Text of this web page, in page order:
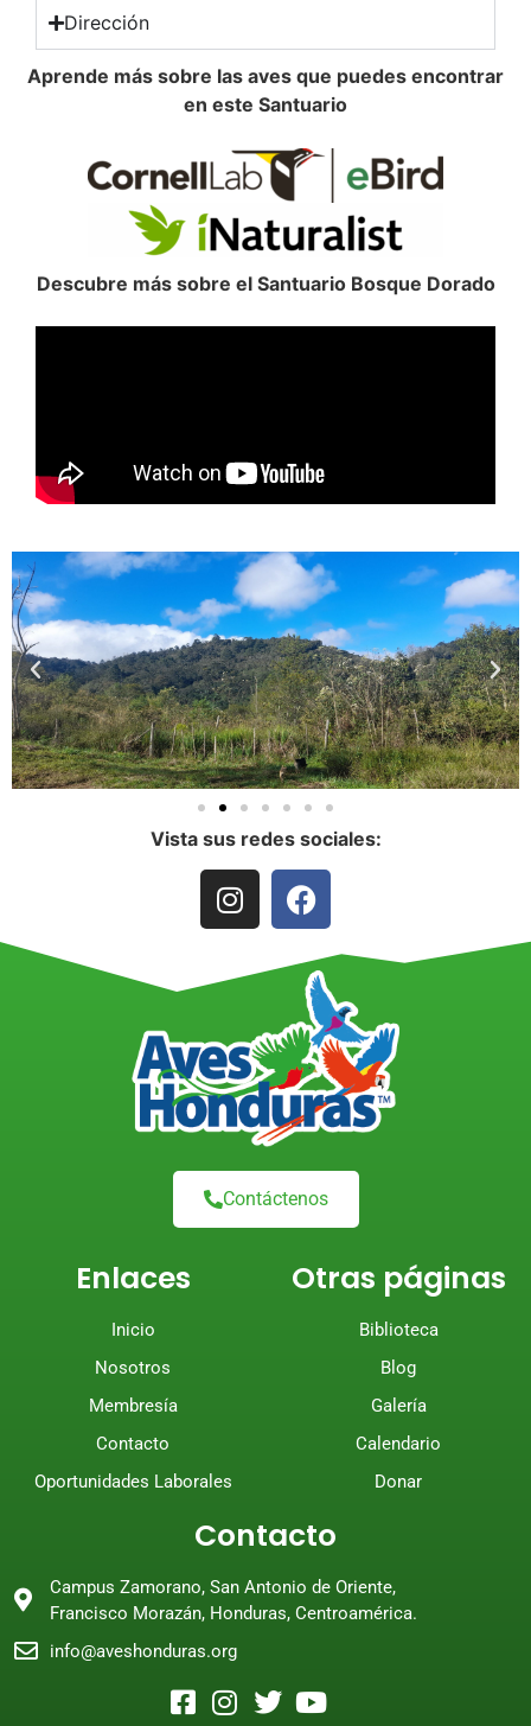
Dirección
Aprende más sobre las aves que puedes encontrar
en este Santuario
Descubre más sobre el Santuario Bosque Dorado
Vista sus redes sociales:
Contáctenos
Enlaces
Inicio
Nosotros
Membresía
Contacto
Oportunidades Laborales
Otras páginas
Biblioteca
Blog
Galería
Calendario
Donar
Contacto
Campus Zamorano, San Antonio de Oriente,
Francisco Morazán, Honduras, Centroamérica.
info@aveshonduras.org